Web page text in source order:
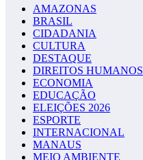
AMAZONAS
BRASIL
CIDADANIA
CULTURA
DESTAQUE
DIREITOS HUMANOS
ECONOMIA
EDUCAÇÃO
ELEIÇÕES 2026
ESPORTE
INTERNACIONAL
MANAUS
MEIO AMBIENTE